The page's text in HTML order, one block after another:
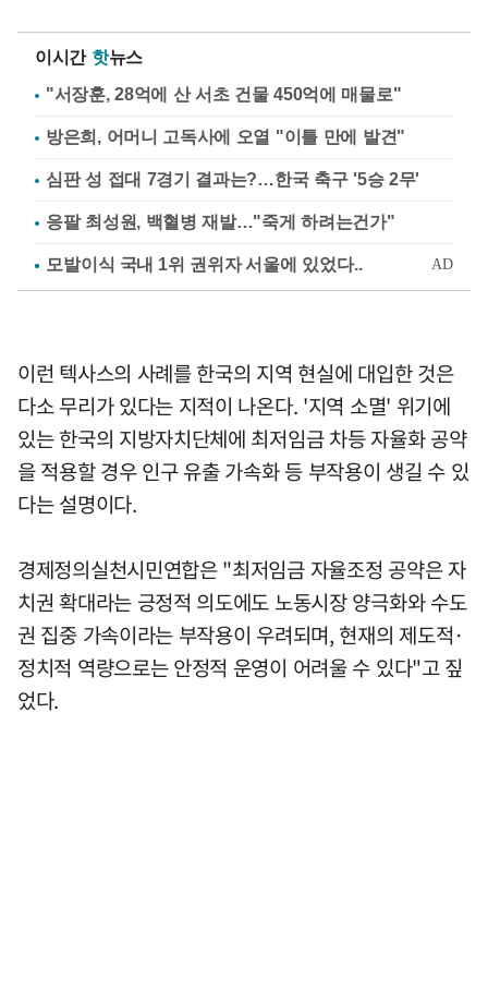
이시간 핫뉴스
"서장훈, 28억에 산 서초 건물 450억에 매물로"
방은희, 어머니 고독사에 오열 "이틀 만에 발견"
심판 성 접대 7경기 결과는?…한국 축구 '5승 2무'
응팔 최성원, 백혈병 재발…"죽게 하려는건가"
이런 텍사스의 사례를 한국의 지역 현실에 대입한 것은
다소 무리가 있다는 지적이 나온다. '지역 소멸' 위기에
있는 한국의 지방자치단체에 최저임금 차등 자율화 공약
을 적용할 경우 인구 유출 가속화 등 부작용이 생길 수 있
다는 설명이다.
경제정의실천시민연합은 "최저임금 자율조정 공약은 자
치권 확대라는 긍정적 의도에도 노동시장 양극화와 수도
권 집중 가속이라는 부작용이 우려되며, 현재의 제도적·
정치적 역량으로는 안정적 운영이 어려울 수 있다"고 짚
었다.